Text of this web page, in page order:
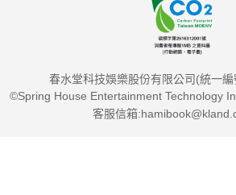
春水堂科技娛樂股份有限公司(統一
©Spring House Entertainment Technology
客服信箱